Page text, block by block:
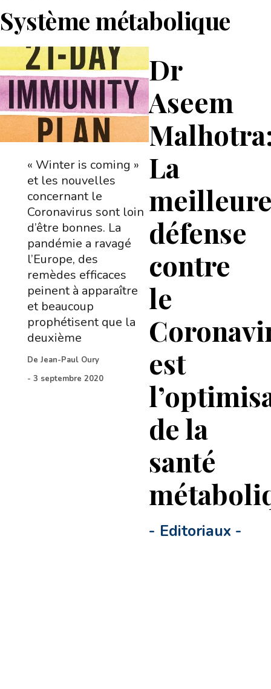
Système métabolique
Dr
Aseem
La
défense
contre
le
est
de la
santé
- Editoriaux -
« Winter is coming »
et les nouvelles
concernant le
Coronavirus sont loin
d’être bonnes. La
pandémie a ravagé
l’Europe, des
remèdes efficaces
peinent à apparaître
et beaucoup
prophétisent que la
deuxième
De Jean-Paul Oury
- 3 septembre 2020